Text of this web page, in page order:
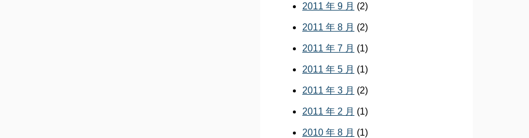
2011 年 9 月 (2)
2011 年 8 月 (2)
2011 年 7 月 (1)
2011 年 5 月 (1)
2011 年 3 月 (2)
2011 年 2 月 (1)
2010 年 8 月 (1)